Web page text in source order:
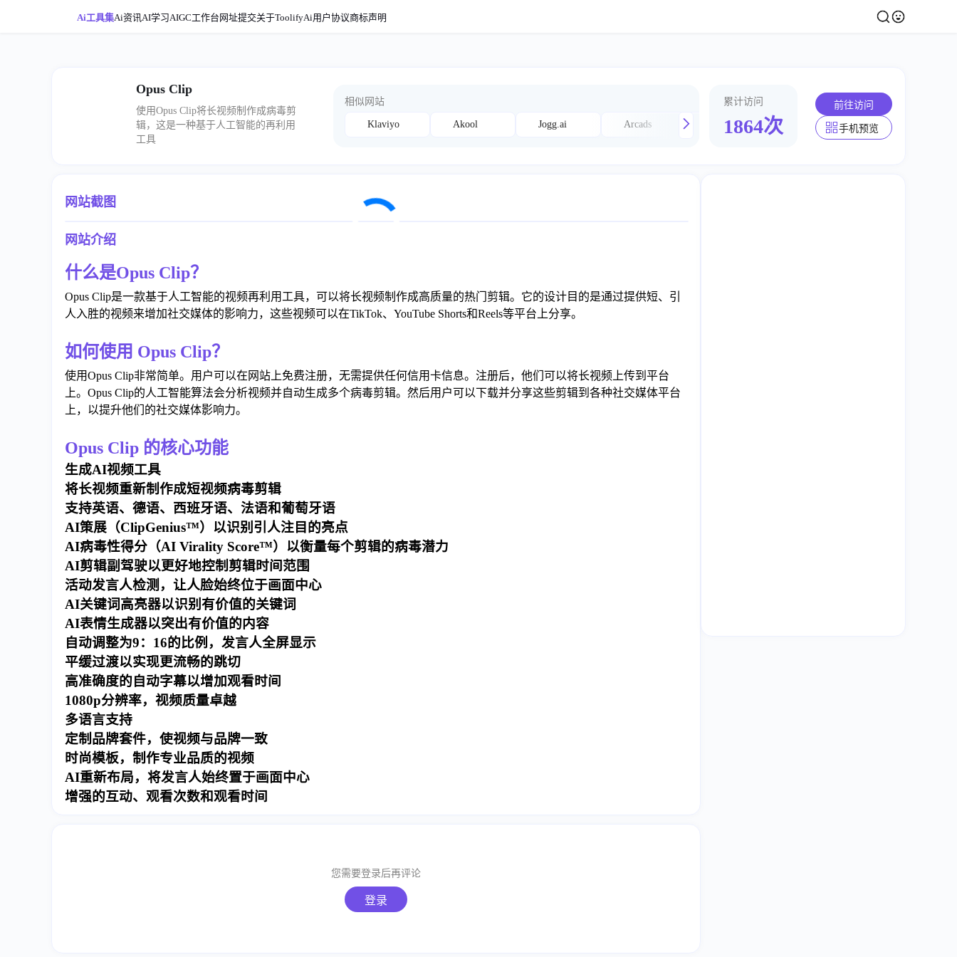
Ai工具集Ai资讯 AI学习AIGC工作台网址提交关于ToolifyAi用户协议商标声明
Opus Clip
使用Opus Clip将长视频制作成病毒剪
辑，这是一种基于人工智能的再利用
工具
相似网站
Klaviyo Akool Jogg.ai Arcads Pic Copilot StoreLauncher Dappier
累计访问
1864次
前往访问
手机预览
网站截图
网站介绍
什么是Opus Clip？
Opus Clip是一款基于人工智能的视频再利用工具，可以将长视频制作成高质量的热门剪辑。它的设计目的是通过提供短、引
人入胜的视频来增加社交媒体的影响力，这些视频可以在TikTok、YouTube Shorts和Reels等平台上分享。
如何使用 Opus Clip？
使用Opus Clip非常简单。用户可以在网站上免费注册，无需提供任何信用卡信息。注册后，他们可以将长视频上传到平台
上。Opus Clip的人工智能算法会分析视频并自动生成多个病毒剪辑。然后用户可以下载并分享这些剪辑到各种社交媒体平台
上，以提升他们的社交媒体影响力。
Opus Clip 的核心功能
生成AI视频工具
将长视频重新制作成短视频病毒剪辑
支持英语、德语、西班牙语、法语和葡萄牙语
AI策展（ClipGenius™）以识别引人注目的亮点
AI病毒性得分（AI Virality Score™）以衡量每个剪辑的病毒潜力
AI剪辑副驾驶以更好地控制剪辑时间范围
活动发言人检测，让人脸始终位于画面中心
AI关键词高亮器以识别有价值的关键词
AI表情生成器以突出有价值的内容
自动调整为9：16的比例，发言人全屏显示
平缓过渡以实现更流畅的跳切
高准确度的自动字幕以增加观看时间
1080p分辨率，视频质量卓越
多语言支持
定制品牌套件，使视频与品牌一致
时尚模板，制作专业品质的视频
AI重新布局，将发言人始终置于画面中心
增强的互动、观看次数和观看时间
您需要登录后再评论
登录